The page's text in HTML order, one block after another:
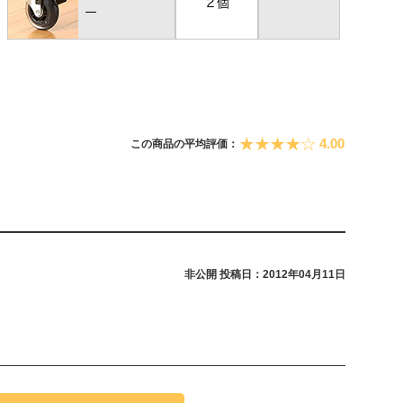
この商品の平均評価： 4.00
非公開 投稿日：2012年04月11日